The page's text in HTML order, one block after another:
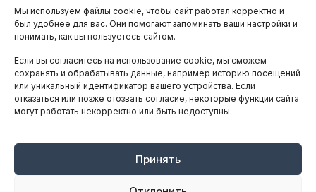
Мы используем файлы cookie, чтобы сайт работал корректно и
был удобнее для вас. Они помогают запоминать ваши настройки и
понимать, как вы пользуетесь сайтом.
Если вы согласитесь на использование cookie, мы сможем
сохранять и обрабатывать данные, например историю посещений
или уникальный идентификатор вашего устройства. Если
отказаться или позже отозвать согласие, некоторые функции сайта
могут работать некорректно или быть недоступны.
Принять
АНАЛИТИКА И СТАТИСТИКА
ARTICLES IN ENGLISH
НАВИГАЦИЯ
Оплата онлайн